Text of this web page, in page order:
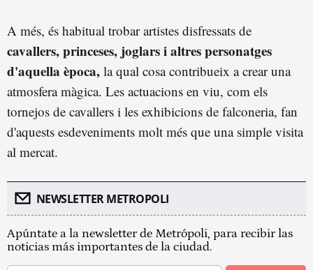
A més, és habitual trobar artistes disfressats de
cavallers, princeses, joglars i altres personatges
d'aquella època, la qual cosa contribueix a crear una
atmosfera màgica. Les actuacions en viu, com els
tornejos de cavallers i les exhibicions de falconeria, fan
d'aquests esdeveniments molt més que una simple visita
al mercat.
NEWSLETTER METROPOLI
Apúntate a la newsletter de Metrópoli, para recibir las
noticias más importantes de la ciudad.